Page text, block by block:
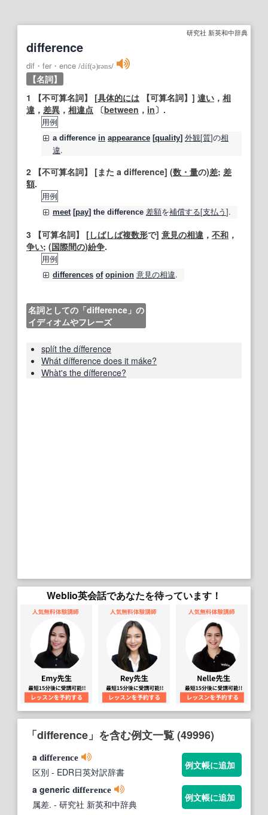
研究社 新英和中辞典
difference
dif・fer・ence /díf(ə)rəns/
【名詞】
1
【不可算名詞】 [具体的には 【可算名詞】 ] 違い ， 相
違 ， 差異 ， 相違点 〔between ， in〕.
用例
a difference in appearance [quality] 外観[質]の相
違.
2 【不可算名詞】 [また a difference] (数・量の)差; 差
額.
用例
meet[pay] the difference 差額を補償する[支払う].
3 【可算名詞】 [しばしば複数形で] 意見の相違 ， 不和 ，
争い; (国際間の)紛争.
用例
differences of opinion 意見の相違.
名詞としての「difference」の
イディオムやフレーズ
splít the dífference
Whát dífference does it máke?
Whàt's the dífference?
Weblio英会話であなたを待っています！
「difference」を含む例文一覧 (49996)
a difference
区別 - EDR日英対訳辞書
例文帳に追加
a generic difference
属差. - 研究社 新英和中辞典
例文帳に追加